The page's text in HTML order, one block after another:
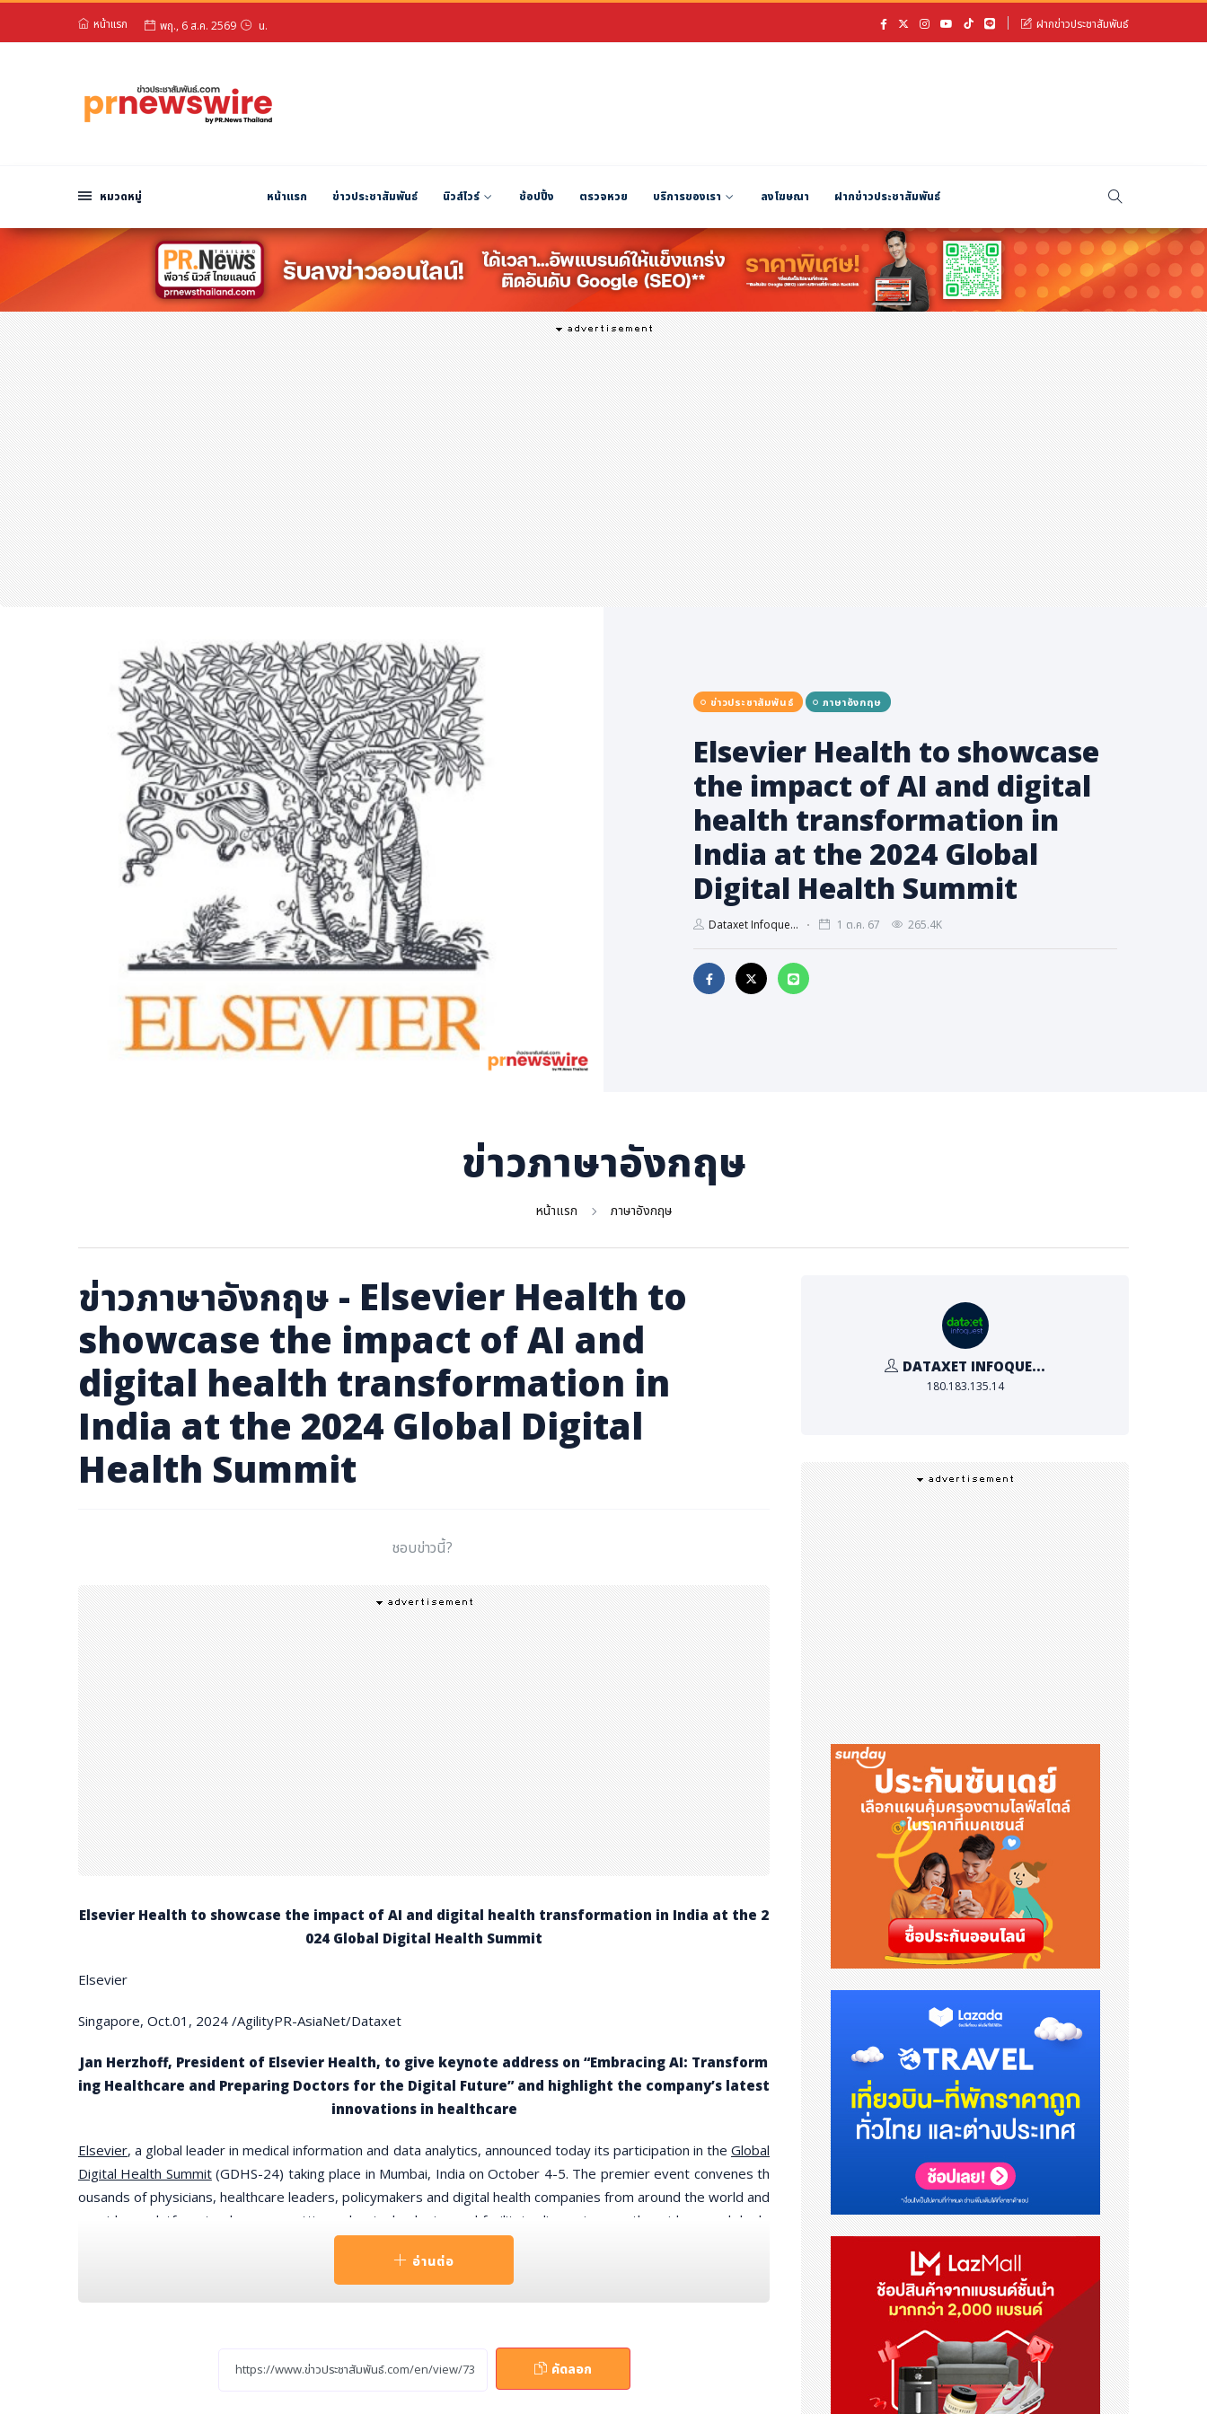
หมวดหมู่
สินค้า, บริการ
บันเทิง
นักแสดง, นักร้อง, โมเดล
อินฟลูเอนเซอร์
ไลฟ์สไตล์
ความงาม
แฟชั่น
สุขภาพ
กีฬา
อาหาร, เครื่องดื่ม
ท่องเที่ยว
โรงแรม, ที่พัก
บ้าน, คอนโด, อสังหาฯ
ประกัน
ราชการ, รัฐวิสาหกิจ
พลังงาน, สิ่งแวดล้อม
หน้าแรก
พฤ., 6 ส.ค. 2569
น.
สวัสดียามสาย!
ฝากข่าวประชาสัมพันธ์
หมวดหมู่ หน้าแรก ข่าวประชาสัมพันธ์ นิวส์ไวร์ ช้อปปิ้ง ตรวจหวย บริการของเรา ลงโฆษณา ฝากข่าวประชาสัมพันธ์
ข่าวประชาสัมพันธ์ ภาษาอังกฤษ
Elsevier Health to showcase
the impact of AI and digital
health transformation in
India at the 2024 Global
Digital Health Summit
Dataxet Infoque... 1 ต.ค. 67 265.4K
ข่าวภาษาอังกฤษ
หน้าแรก ภาษาอังกฤษ
ข่าวภาษาอังกฤษ - Elsevier Health to
showcase the impact of AI and
digital health transformation in
India at the 2024 Global Digital
Health Summit
ชอบข่าวนี้?
Elsevier Health to showcase the impact of AI and digital health transformation in India at the 2
024 Global Digital Health Summit
Elsevier
Singapore, Oct.01, 2024 /AgilityPR-AsiaNet/Dataxet
Jan Herzhoff, President of Elsevier Health, to give keynote address on “Embracing AI: Transform
ing Healthcare and Preparing Doctors for the Digital Future” and highlight the company’s latest
innovations in healthcare
Elsevier, a global leader in medical information and data analytics, announced today its participation in the Global
Digital Health Summit(GDHS-24) taking place in Mumbai, India on October 4-5. The premier event convenes th
ousands of physicians, healthcare leaders, policymakers and digital health companies from around the world and
provides a platform to showcase cutting-edge technologies and facilitate discussions on the widespread deplo
yment of digital technologies, including AI.
Jan Herzhoff, PhD, President, Elsevier Health said: “As a company with a strong presence in India, we are excite
d to partner with the Global Digital Health Summit to highlight the importance of AI and digital health solutions in
nd partners and exchanging ideas on how we can all collaborate more effectively across the public and private s
ector to drive positive change that will benefit all patients.”
อ่านต่อ
คัดลอก
DATAXET INFOQUE...
180.183.135.14